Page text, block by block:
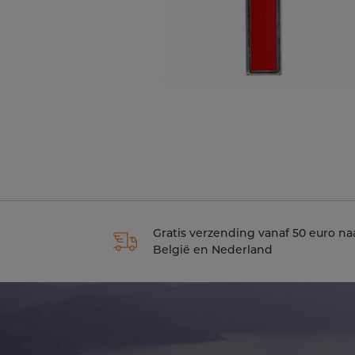
Gratis verzending vanaf 50 euro
België en Nederland